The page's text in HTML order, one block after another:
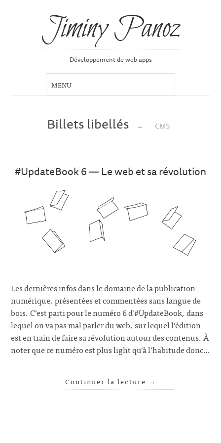
Jiminy Panoz
Développement de web apps
Billets libellés → CMS
#UpdateBook 6 — Le web et sa révolution
Les dernières infos dans le domaine de la publication
numérique, présentées et commentées sans langue de
bois. C’est parti pour le numéro 6 d’#UpdateBook, dans
lequel on va pas mal parler du web, sur lequel l’édition
est en train de faire sa révolution autour des contenus. À
noter que ce numéro est plus light qu’à l’habitude donc…
Continuer la lecture →